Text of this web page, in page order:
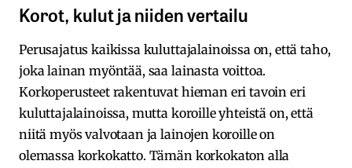
Korot, kulut ja niiden vertailu
Perusajatus kaikissa kuluttajalainoissa on, että taho,
joka lainan myöntää, saa lainasta voittoa.
Korkoperusteet rakentuvat hieman eri tavoin eri
kuluttajalainoissa, mutta koroille yhteistä on, että
niitä myös valvotaan ja lainojen koroille on
olemassa korkokatto. Tämän korkokaton alla